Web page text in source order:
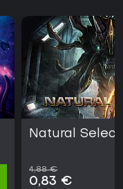
Natural
4,88 €
0,83 €